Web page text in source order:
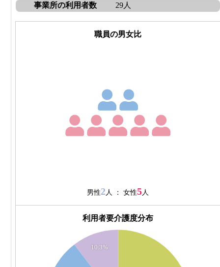
事業所の利用者数 29人
職員の男女比
男性2 人 ： 女性5 人
利用者要介護度分布
10.3%